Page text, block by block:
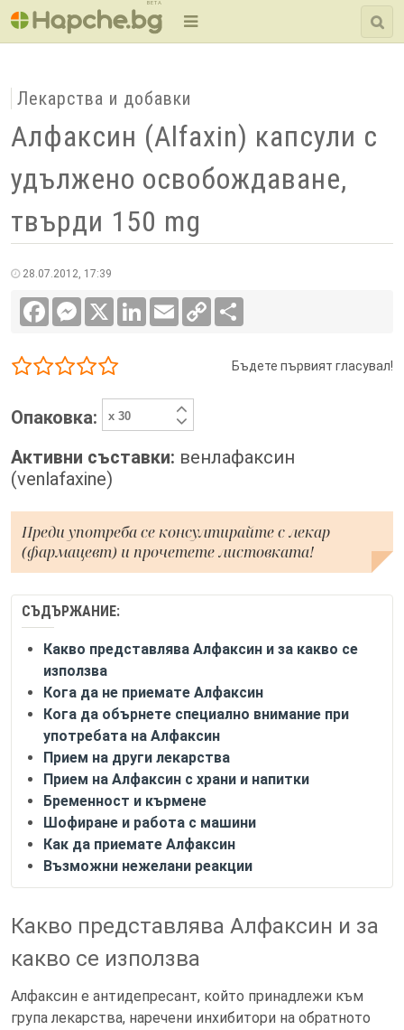
BETA
Лекарства и добавки
Алфаксин (Alfaxin) капсули с
удължено освобождаване,
твърди 150 mg
28.07.2012, 17:39
FacebookMessenger LinkedInEmail
Copy
Link
1/52/53/54/55/5 Бъдете първият гласувал!
Опаковка:
Активни съставки: венлафаксин
(venlafaxine)
Преди употреба се консултирайте с лекар
(фармацевт) и прочетете листовката!
СЪДЪРЖАНИЕ:
Какво представлява Алфаксин и за какво се
използва
Кога да не приемате Алфаксин
Кога да обърнете специално внимание при
употребата на Алфаксин
Прием на други лекарства
Прием на Алфаксин с храни и напитки
Бременност и кърмене
Шофиране и работа с машини
Как да приемате Алфаксин
Възможни нежелани реакции
Какво представлява Алфаксин и за
какво се използва
Алфаксин е антидепресант, който принадлежи към
група лекарства, наречени инхибитори на обратното